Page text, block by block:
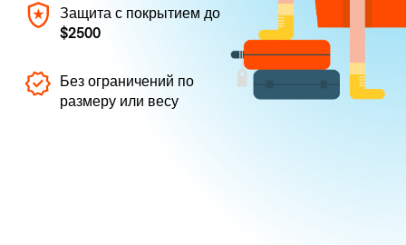
Защита с покрытием до
$2500
Без ограничений по
размеру или весу